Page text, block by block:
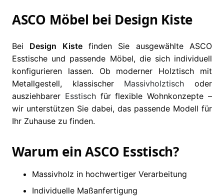
ASCO Möbel bei Design Kiste
Bei Design Kistefinden Sie ausgewählte ASCO
Esstische und passende Möbel, die sich individuell
konfigurieren lassen. Ob moderner Holztisch mit
Metallgestell, klassischer Massivholztisch oder
ausziehbarer Esstischfür flexible Wohnkonzepte –
wir unterstützen Sie dabei, das passende Modell für
Ihr Zuhause zu finden.
Warum ein ASCO Esstisch?
Massivholz in hochwertiger Verarbeitung
Individuelle Maßanfertigung